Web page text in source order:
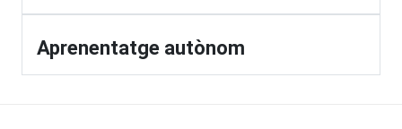
Aprenentatge autònom